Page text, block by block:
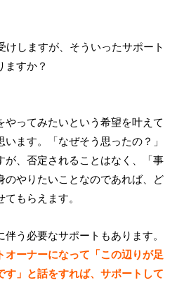
けしますが、そういったサポート
ますか？
やってみたいという希望を叶えて
ます。「なぜそう思ったの？」
が、否定されることはなく、「事
のやりたいことなのであれば、ど
もらえます。
う必要なサポートもあります。
オーナーになって「この辺りが足
す」と話をすれば、サポートして